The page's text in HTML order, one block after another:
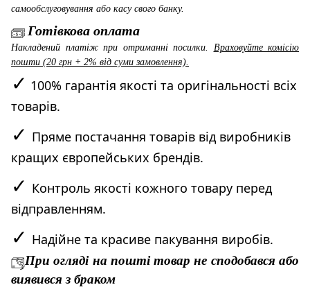
самообслуговування або касу свого банку.
Готівкова оплата
Накладений платіж при отриманні посилки. Враховуйте комісію
пошти (20 грн + 2% від суми замовлення).
✓ 100% гарантія якості та оригінальності всіх
товарів.
✓ Пряме постачання товарів від виробників
кращих європейських брендів.
✓ Контроль якості кожного товару перед
відправленням.
✓ Надійне та красиве пакування виробів.
При огляді на пошті товар не сподобався або
виявився з браком